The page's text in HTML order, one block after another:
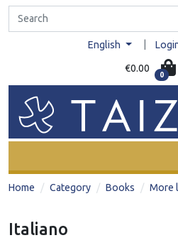
English
€0.00
0
Home Category Books More
Italiano